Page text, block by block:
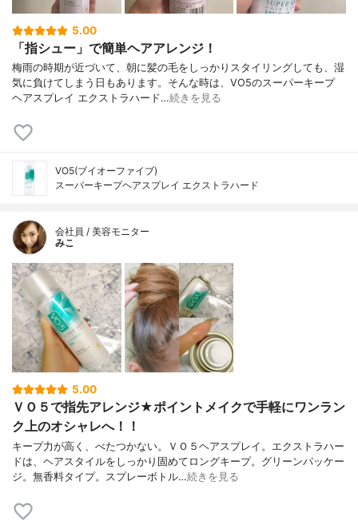
5.00
「指シュー」で簡単ヘアアレンジ！
梅雨の時期が近づいて、朝に髪の毛をしっかりスタイリングしても、湿
気に負けてしまう日もあります。そんな時は、VO5のスーパーキープ
ヘアスプレイ エクストラハード…続きを見る
VO5(ブイオーファイブ)
スーパーキープヘアスプレイ エクストラハード
会社員 / 美容モニター
みこ
5.00
ＶＯ５で指先アレンジ★ポイントメイクで手軽にワンラン
ク上のオシャレへ！！
キープ力が高く、べたつかない。ＶＯ５ヘアスプレイ。エクストラハー
ドは、ヘアスタイルをしっかり固めてロングキープ。グリーンパッケー
ジ。無香料タイプ。スプレーボトル…続きを見る